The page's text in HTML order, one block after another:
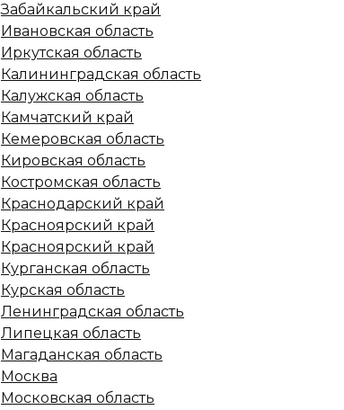
Забайкальский край
Ивановская область
Иркутская область
Калининградская область
Калужская область
Камчатский край
Кемеровская область
Кировская область
Костромская область
Краснодарский край
Красноярский край
Красноярский край
Курганская область
Курская область
Ленинградская область
Липецкая область
Магаданская область
Москва
Московская область